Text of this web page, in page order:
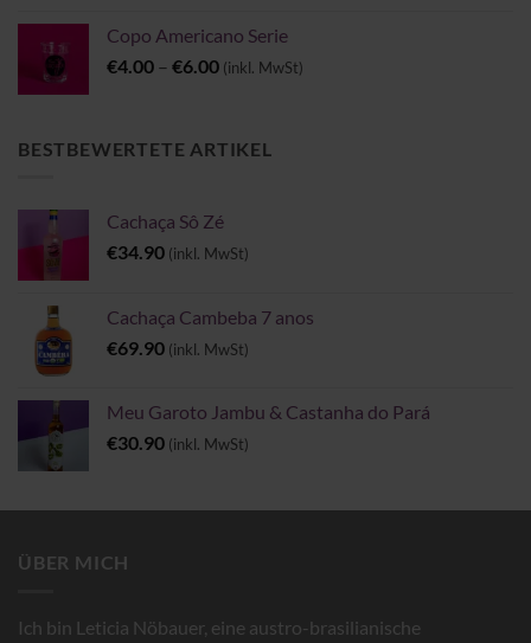
Copo Americano Serie
€4.00 – €6.00Preisspanne:
€6.00
(inkl. MwSt)
BESTBEWERTETE ARTIKEL
Cachaça Sô Zé
€34.90 (inkl. MwSt)
Cachaça Cambeba 7 anos
€69.90 (inkl. MwSt)
Meu Garoto Jambu & Castanha do Pará
€30.90 (inkl. MwSt)
ÜBER MICH
Ich bin Leticia Nöbauer, eine austro-brasilianische